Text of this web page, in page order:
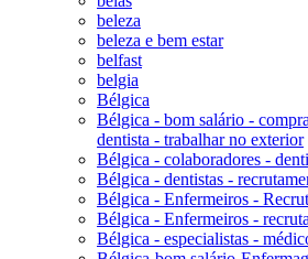
beleza
beleza e bem estar
belfast
belgia
Bélgica
Bélgica - bom salário -
dentista - trabalhar no exterior
Bélgica - colaboradores -
Bélgica - dentistas -
Bélgica - Enfermeiros -
Bélgica - Enfermeiros -
Bélgica - especialistas -